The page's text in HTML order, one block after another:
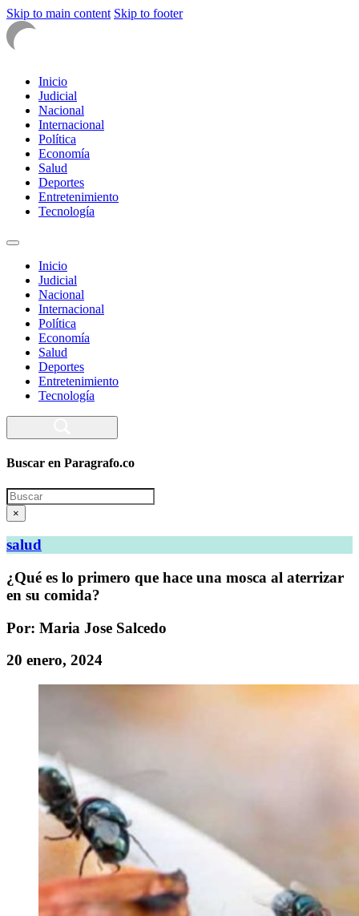
Skip to main content Skip to footer
Inicio
Judicial
Nacional
Internacional
Política
Economía
Salud
Deportes
Entretenimiento
Tecnología
Inicio
Judicial
Nacional
Internacional
Política
Economía
Salud
Deportes
Entretenimiento
Tecnología
Buscar en Paragrafo.co
Search
×
salud
¿Qué es lo primero que hace una mosca al aterrizar
en su comida?
Por: Maria Jose Salcedo
20 enero, 2024